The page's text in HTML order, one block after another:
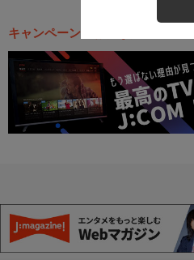
キャンペーン・お得な情報